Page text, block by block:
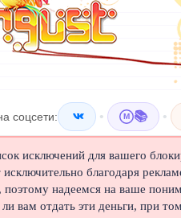
соцсети: • M 📚 •
исключений для вашего
благодаря
поэтому надеемся на ваше
вам отдать эти деньги, при